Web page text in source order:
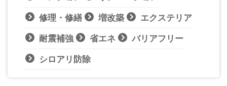
修理・修繕 増改築 エクステリア
耐震補強 省エネ バリアフリー
シロアリ防除